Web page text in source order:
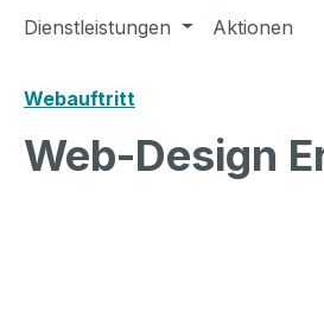
Dienstleistungen
Aktionen
Webauftritt
Web-Design